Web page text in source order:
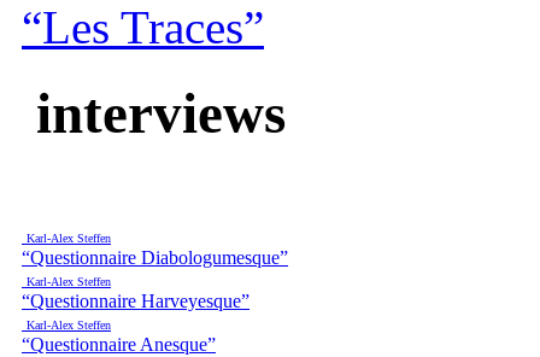
“Les Traces”
interviews
Karl-Alex Steffen
“Questionnaire Diabologumesque”
Karl-Alex Steffen
“Questionnaire Harveyesque”
Karl-Alex Steffen
“Questionnaire Anesque”